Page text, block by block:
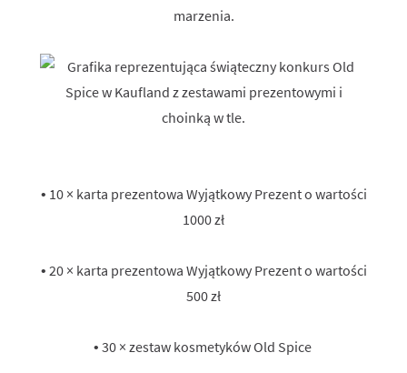
marzenia.
• 10 × karta prezentowa Wyjątkowy Prezent o wartości
1000 zł
• 20 × karta prezentowa Wyjątkowy Prezent o wartości
500 zł
• 30 × zestaw kosmetyków Old Spice